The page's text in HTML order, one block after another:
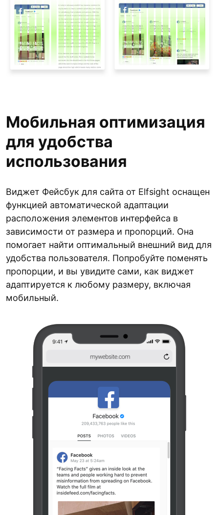
Мобильная оптимизация
для удобства
использования
Виджет Фейсбук для сайта от Elfsight оснащен
функцией автоматической адаптации
расположения элементов интерфейса в
зависимости от размера и пропорций. Она
помогает найти оптимальный внешний вид для
удобства пользователя. Попробуйте поменять
пропорции, и вы увидите сами, как виджет
адаптируется к любому размеру, включая
мобильный.